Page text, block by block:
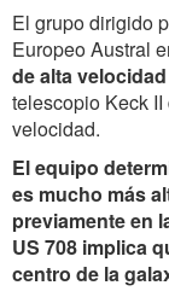
El grupo dirigido
Europeo Austral
de alta velocidad
telescopio Keck
velocidad.
El equipo
es mucho más
previamente en
US 708 implica
centro de la